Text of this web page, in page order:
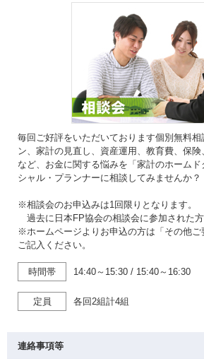
毎回ご好評をいただいております個別無料相
ン、家計の見直し、資産運用、教育費、保
など、お金に関する悩みを「家計のホーム
シャル・プランナーに相談してみませんか？
※相談会のお申込みは1回限りとなります。
過去に日本FP協会の相談会に参加された方
※ホームページよりお申込の方は「その他ご
ご記入ください。
時間帯 14:40～15:30 / 15:40～16:30
定員 各回2組計4組
連絡事項等